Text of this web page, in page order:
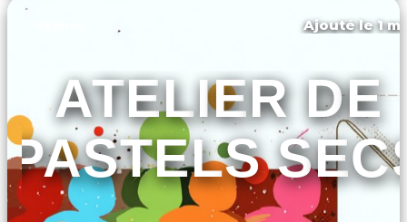
Ajouté le 1
ATELIER DE
PASTELS